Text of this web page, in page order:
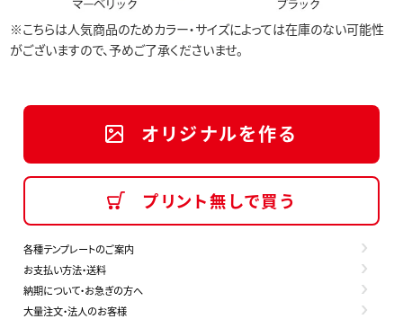
※こちらは人気商品のためカラー・サイズによっては在庫のない可能性
がございますので、予めご了承くださいませ。
オリジナルを作る
プリント無しで買う
各種テンプレートのご案内
お支払い方法・送料
納期について・お急ぎの方へ
大量注文・法人のお客様